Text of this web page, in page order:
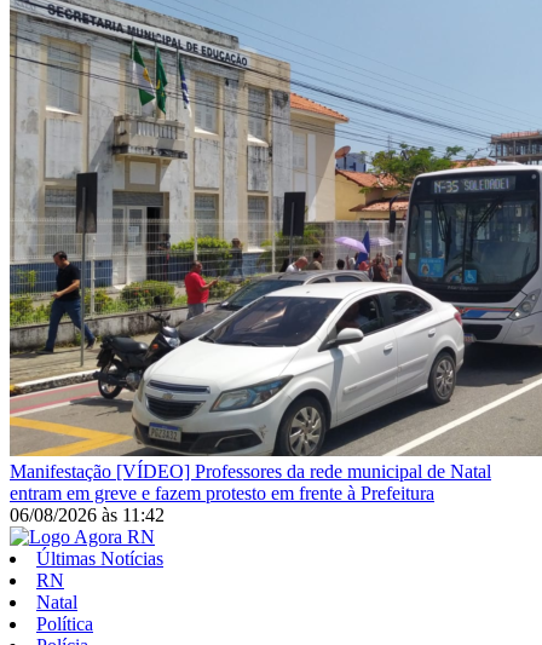
Manifestação [VÍDEO] Professores da rede municipal de Natal
entram em greve e fazem protesto em frente à Prefeitura
06/08/2026 às 11:42
Últimas Notícias
RN
Natal
Política